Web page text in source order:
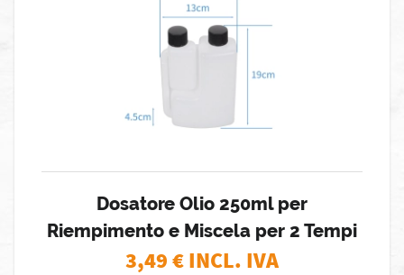
Dosatore Olio 250ml per
Riempimento e Miscela per 2 Tempi
3,49€ INCL. IVA